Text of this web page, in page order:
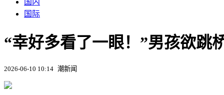
国内
国际
“幸好多看了一眼！”男孩欲跳
2026-06-10 10:14 潮新闻